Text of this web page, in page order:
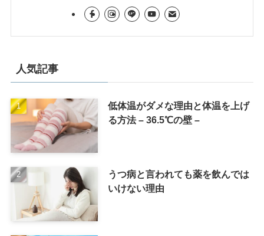
人気記事
低体温がダメな理由と体温を上げ
る方法 – 36.5℃の壁 –
うつ病と言われても薬を飲んでは
いけない理由